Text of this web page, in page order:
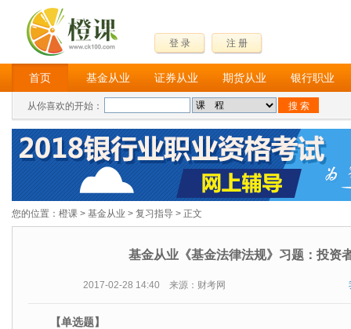
登 录 注 册
首页 基金从业 证券从业 期货从业 银行职业
从你喜欢的开始：
您的位置： 橙课 > 基金从业 > 复习指导 > 正文
基金从业《基金法律法规》习题：投资
2017-02-28 14:40 来源：财考网
【单选题】